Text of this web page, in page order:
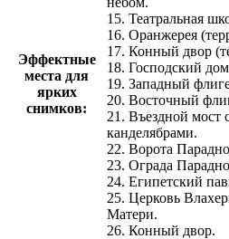
Эффектные
места для
ярких
снимков:
15. Театральная
16. Оранжерея
17. Конный двор
18. Господский
19. Западный
20. Восточный
21. Въездной
канделябрами.
22. Ворота
23. Ограда
24. Египетский
25. Церковь
Матери.
26. Конный двор.